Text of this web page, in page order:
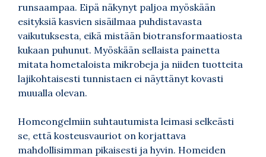
runsaampaa. Eipä näkynyt paljoa myöskään
esityksiä kasvien sisäilmaa puhdistavasta
vaikutuksesta, eikä mistään biotransformaatiosta
kukaan puhunut. Myöskään sellaista painetta
mitata hometaloista mikrobeja ja niiden tuotteita
lajikohtaisesti tunnistaen ei näyttänyt kovasti
muualla olevan.
Homeongelmiin suhtautumista leimasi selkeästi
se, että kosteusvauriot on korjattava
mahdollisimman pikaisesti ja hyvin. Homeiden